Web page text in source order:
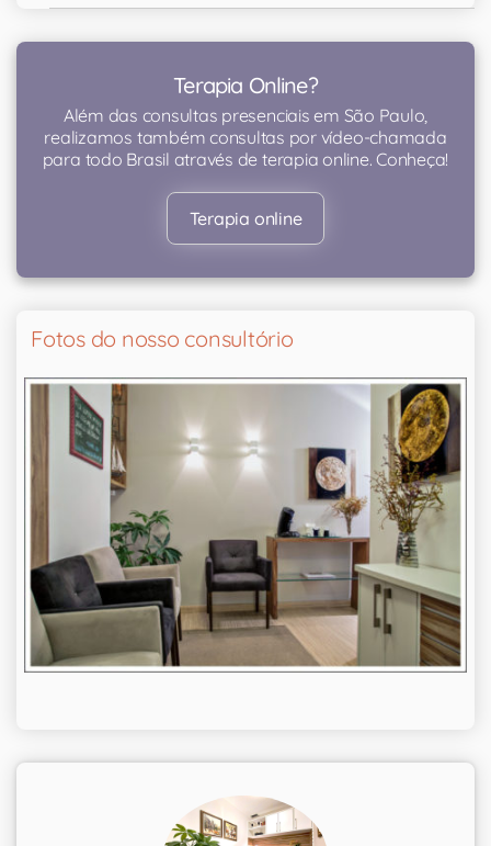
Terapia Online?
Além das consultas presenciais em São Paulo,
realizamos também consultas por vídeo-chamada
para todo Brasil através de terapia online. Conheça!
Terapia online
Fotos do nosso consultório